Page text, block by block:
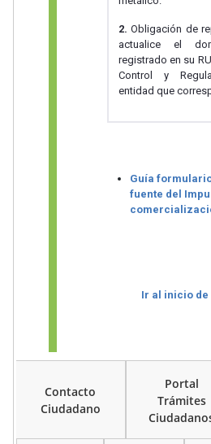
2.Obligación de
actualice el
registrado en su
Control y
entidad que
Guía
fuente del
Ir al inicio de
Contacto
Ciudadano
Portal
Trámites